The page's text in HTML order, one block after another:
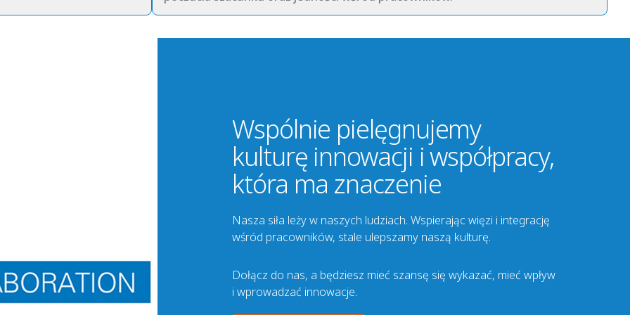
Wspólnie pielęgnujemy
kulturę innowacji i współpracy,
która ma znaczenie
Nasza siła leży w naszych ludziach. Wspierając więzi i integrację
wśród pracowników, stale ulepszamy naszą kulturę.
Dołącz do nas, a będziesz mieć szansę się wykazać, mieć wpływ
i wprowadzać innowacje.